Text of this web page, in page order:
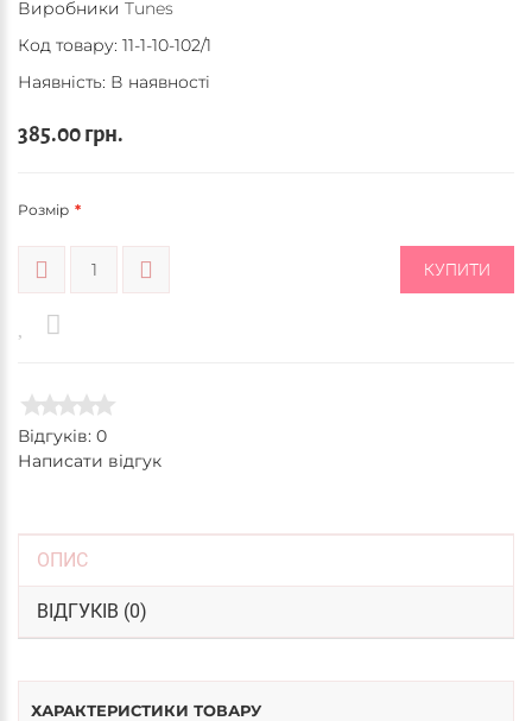
Виробники Tunes
Код товару: 11-1-10-102/1
Наявність: В наявності
385.00 грн.
Розмір
КУПИТИ
Відгуків: 0
Написати відгук
ОПИС
ВІДГУКІВ (0)
ХАРАКТЕРИСТИКИ ТОВАРУ